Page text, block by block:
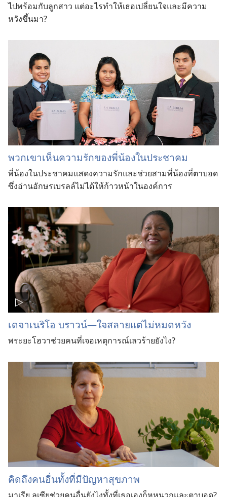
ไป​พร้อม​กับ​ลูก​สาว แต่​อะไร​ทำ​ให้​เธอ​เปลี่ยน​ใจ​และ​มี​ความ​
หวัง​ขึ้น​มา?
พวก​เขา​เห็น​ความ​รัก​ของ​พี่​น้อง​ใน​ประชาคม
พี่​น้อง​ใน​ประชาคม​แสดง​ความ​รัก​และ​ช่วย​สาม​พี่​น้อง​ที่​ตาบอด​
ซึ่ง​อ่าน​อักษร​เบรลล์​ไม่​ได้​ให้​ก้าว​หน้า​ใน​องค์การ
เดจาเนริโอ บราวน์—ใจสลายแต่ไม่หมดหวัง
พระยะโฮวาช่วยคนที่เจอเหตุการณ์เลวร้ายยังไง?
คิด​ถึง​คน​อื่น​ทั้ง​ที่​มี​ปัญหา​สุขภาพ